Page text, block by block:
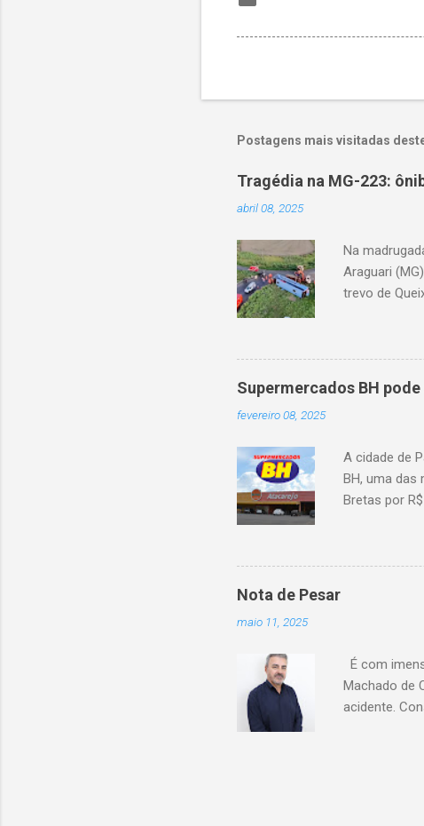
Postagens mais visitadas
Tragédia na MG-223:
abril 08, 2025
Na
Araguari
trevo de
oito anos.
Supermercados BH
fevereiro 08, 2025
A cidade de
BH, uma das
Bretas por
Atacarejo,
existe a
Carrefour,
Nota de Pesar
maio 11, 2025
É com
Machado de
acidente.
Celio de